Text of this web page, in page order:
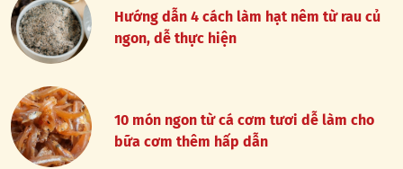
Hướng dẫn 4 cách làm hạt nêm từ rau củ
ngon, dễ thực hiện
10 món ngon từ cá cơm tươi dễ làm cho
bữa cơm thêm hấp dẫn